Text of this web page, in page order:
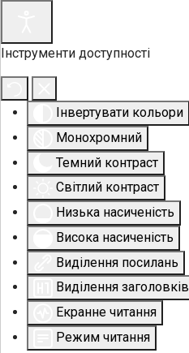
Інструменти доступності
Інвертувати кольори
Монохромний
Темний контраст
Світлий контраст
Низька насиченість
Висока насиченість
Виділення посилань
Виділення заголовків
Екранне читання
Режим читання